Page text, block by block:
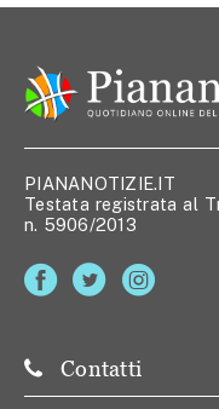
PIANANOTIZIE.IT
Testata registrata al
n. 5906/2013
Contatti